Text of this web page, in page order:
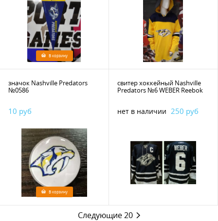
В корзину
значок Nashville Predators
№0586
10 руб
В корзину
свитер хоккейный Nashville
Predators №6 WEBER Reebok
нет в наличии 250 руб
Следующие 20